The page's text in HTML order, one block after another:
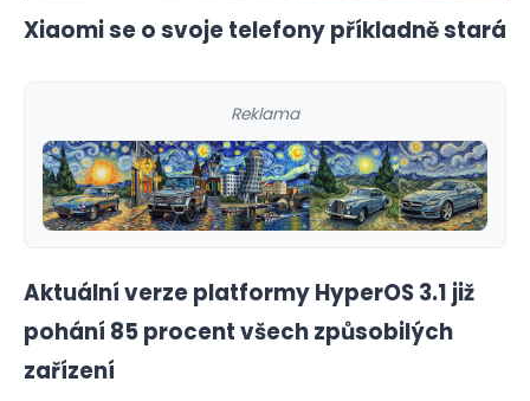
Xiaomi se o svoje telefony příkladně stará
Reklama
Aktuální verze platformy HyperOS 3.1 již
pohání 85 procent všech způsobilých
zařízení